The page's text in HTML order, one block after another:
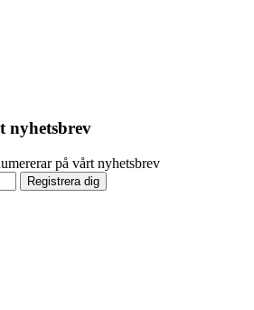
nyhetsbrev
på vårt nyhetsbrev
Registrera dig